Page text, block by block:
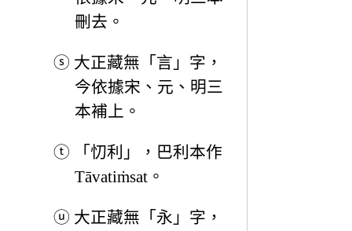
刪去。
ⓢ 大正藏無「言」字，
今依據宋、元、明三
本補上。
ⓣ
「忉利」，巴利本作
Tāvatiṁsat。
ⓤ 大正藏無「永」字，